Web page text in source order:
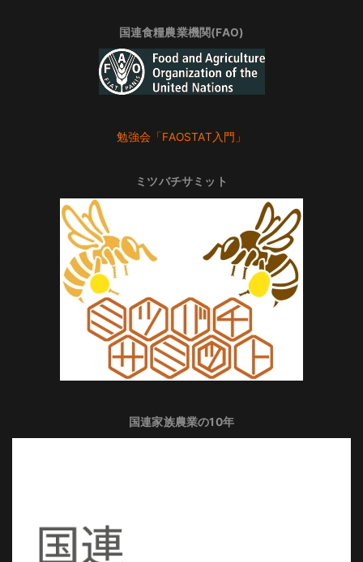
国連食糧農業機関(FAO)
勉強会「FAOSTAT入門」
ミツバチサミット
国連家族農業の10年